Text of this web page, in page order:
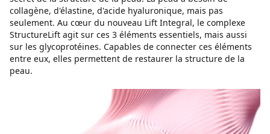
collagène, d'élastine, d'acide hyaluronique, mais pas
seulement. Au cœur du nouveau Lift Integral, le complexe
StructureLift agit sur ces 3 éléments essentiels, mais aussi
sur les glycoprotéines. Capables de connecter ces éléments
entre eux, elles permettent de restaurer la structure de la
peau.